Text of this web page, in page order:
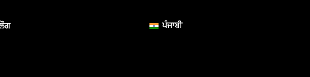
ਪੰਜਾਬੀ